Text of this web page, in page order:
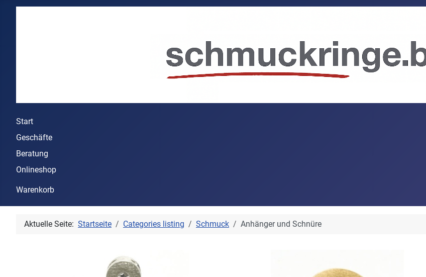
Start
Geschäfte
Beratung
Onlineshop
Warenkorb
Aktuelle Seite: Startseite Categories listing Schmuck Anhänger und Schnüre